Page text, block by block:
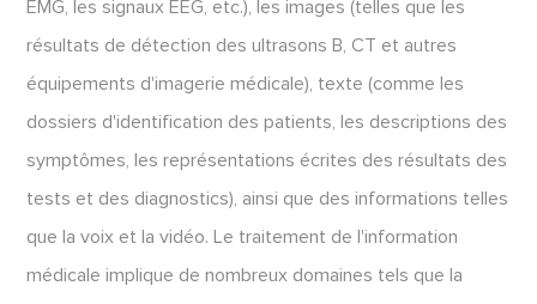
EMG, les signaux EEG, etc.), les images (telles que les
résultats de détection des ultrasons B, CT et autres
équipements d'imagerie médicale), texte (comme les
dossiers d'identification des patients, les descriptions des
symptômes, les représentations écrites des résultats des
tests et des diagnostics), ainsi que des informations telles
que la voix et la vidéo. Le traitement de l'information
médicale implique de nombreux domaines tels que la